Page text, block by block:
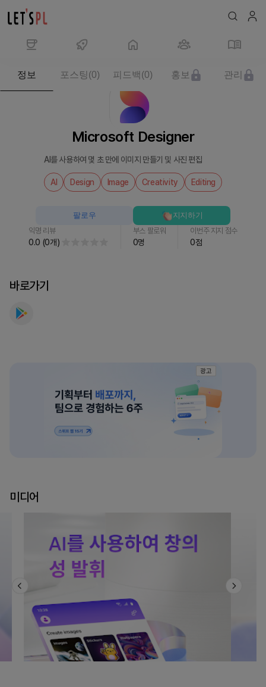
서
Microsoft Designer
AI를 사용하여 몇 초 만에 이미지 만들기 및 사진 편집
AI Design Image Creativity Editing
익명 리뷰
0.0 (0개)
부스 팔로워
0명
이번주 지지 점수
0점
팔로우 지지하기
정보 포스팅(0) 피드백 (0) 홍보 관리
바로가기
광고
미디어